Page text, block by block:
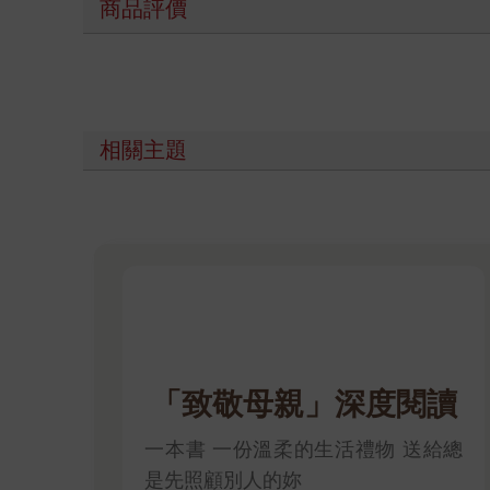
商品評價
相關主題
「致敬母親」深度閱讀
一本書 一份溫柔的生活禮物 送給總
是先照顧別人的妳